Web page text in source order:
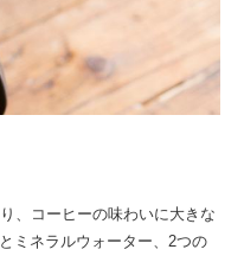
、コーヒーの味わいに大きな
ミネラルウォーター、2つの